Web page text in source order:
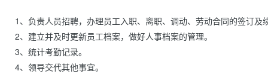
1、负责人员招聘，办理员工入职、离职、调动、劳动合同的签订及
2、建立并及时更新员工档案，做好人事档案的管理。
3、统计考勤记录。
4、领导交代其他事宜。